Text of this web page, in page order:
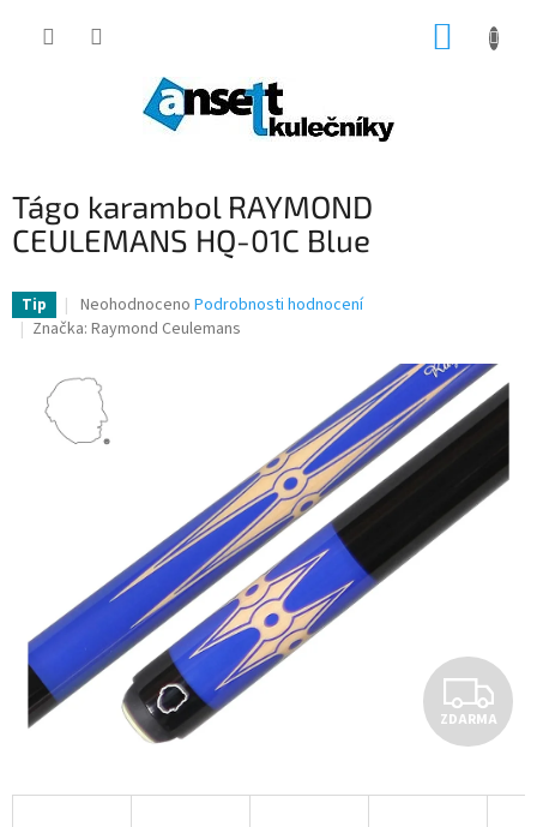
Tágo karambol RAYMOND
CEULEMANS HQ-01C Blue
Tip
Průměrné
hodnocení
je
0,0
5
Neohodnoceno Podrobnosti hodnocení
Značka: Raymond Ceulemans
Z
D
A
ZDARMA